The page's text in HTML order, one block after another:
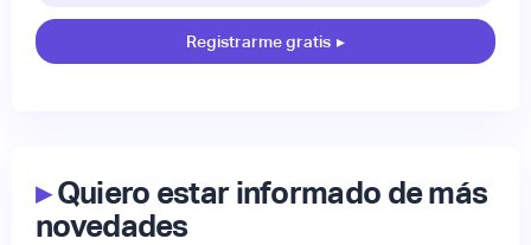
Registrarme gratis ▸
▸Quiero estar informado de más
novedades